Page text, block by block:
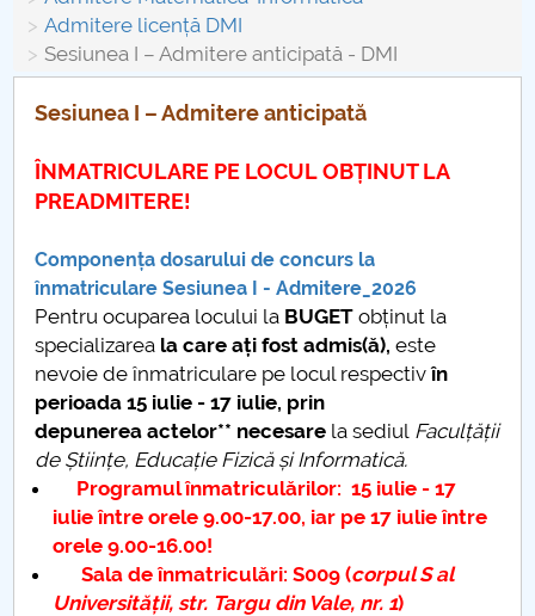
Nr. de telefon si adrese Facultăți
Admission
Români de pretutindeni - ADMITERE
Faculties
Studenți
Ghiduri pentru STUDENȚI
Public relations
International Relations
PNRR
Admitere licență DMI
Sesiunea I – Admitere anticipată - DMI
Sesiunea I – Admitere anticipată
ÎNMATRICULARE PE LOCUL OBȚINUT LA
PREADMITERE!
Componența dosarului de concurs la
înmatriculare Sesiunea I - Admitere_2026
Pentru ocuparea locului la BUGETobținut la
specializarea la care ați fost admis(ă),este
nevoie de înmatriculare pe locul respectivîn
perioada 15 iulie - 17 iulie, prin
depunerea actelor** necesare la sediul Faculțății
de Științe, Educație Fizică și Informatică.
Programul înmatriculărilor: 15 iulie - 17
iulie între orele 9.00-17.00, iar pe 17 iulie între
orele 9.00-16.00!
Sala de înmatriculări: S009 (corpul S al
Universității, str. Targu din Vale, nr. 1)